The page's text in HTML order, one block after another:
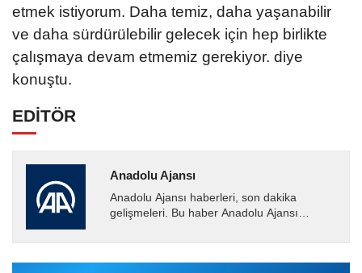
etmek istiyorum. Daha temiz, daha yaşanabilir
ve daha sürdürülebilir gelecek için hep birlikte
çalışmaya devam etmemiz gerekiyor. diye
konuştu.
EDİTÖR
Anadolu Ajansı
Anadolu Ajansı haberleri, son dakika
gelişmeleri. Bu haber Anadolu Ajansı
tarafından geçilen tüm...